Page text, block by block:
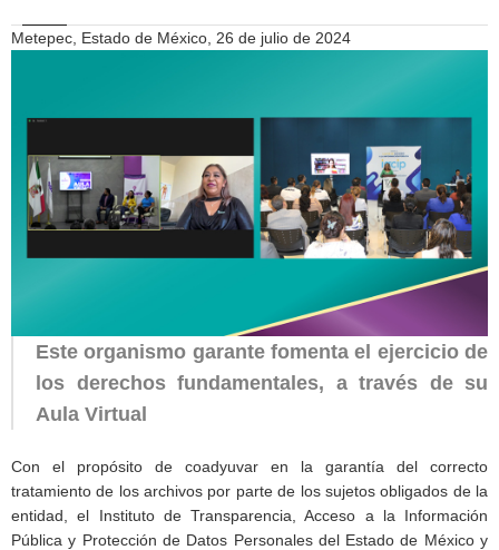
Metepec, Estado de México, 26 de julio de 2024
Este organismo garante fomenta el ejercicio de
los derechos fundamentales, a través de su
Aula Virtual
Con el propósito de coadyuvar en la garantía del correcto
tratamiento de los archivos por parte de los sujetos obligados de la
entidad, el Instituto de Transparencia, Acceso a la Información
Pública y Protección de Datos Personales del Estado de México y